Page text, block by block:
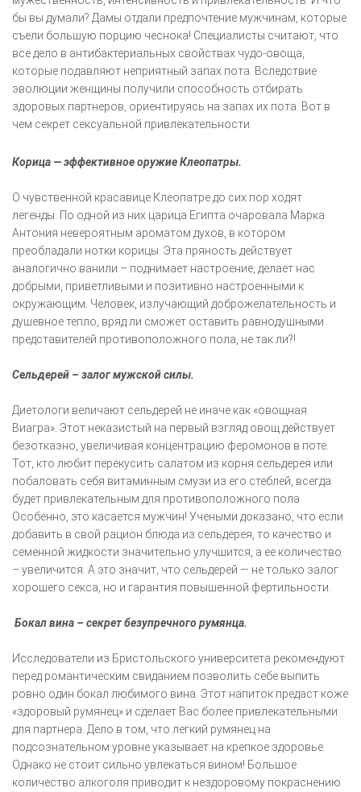
бы вы думали? Дамы отдали предпочтение мужчинам, которые
съели большую порцию чеснока! Специалисты считают, что
все дело в антибактериальных свойствах чудо-овоща,
которые подавляют неприятный запах пота. Вследствие
эволюции женщины получили способность отбирать
здоровых партнеров, ориентируясь на запах их пота. Вот в
чем секрет сексуальной привлекательности.
Корица — эффективное оружие Клеопатры.
О чувственной красавице Клеопатре до сих пор ходят
легенды. По одной из них царица Египта очаровала Марка
Антония невероятным ароматом духов, в котором
преобладали нотки корицы. Эта пряность действует
аналогично ванили – поднимает настроение, делает нас
добрыми, приветливыми и позитивно настроенными к
окружающим. Человек, излучающий доброжелательность и
душевное тепло, вряд ли сможет оставить равнодушными
представителей противоположного пола, не так ли?!
Сельдерей – залог мужской силы.
Диетологи величают сельдерей не иначе как «овощная
Виагра». Этот неказистый на первый взгляд овощ действует
безотказно, увеличивая концентрацию феромонов в поте.
Тот, кто любит перекусить салатом из корня сельдерея или
побаловать себя витаминным смузи из его стеблей, всегда
будет привлекательным для противоположного пола.
Особенно, это касается мужчин! Учеными доказано, что если
добавить в свой рацион блюда из сельдерея, то качество и
семенной жидкости значительно улучшится, а ее количество
– увеличится. А это значит, что сельдерей — не только залог
хорошего секса, но и гарантия повышенной фертильности.
Бокал вина – секрет безупречного румянца.
Исследователи из Бристольского университета рекомендуют
перед романтическим свиданием позволить себе выпить
ровно один бокал любимого вина. Этот напиток предаст коже
«здоровый румянец» и сделает Вас более привлекательными
для партнера. Дело в том, что легкий румянец на
подсознательном уровне указывает на крепкое здоровье.
Однако не стоит сильно увлекаться вином! Большое
количество алкоголя приводит к нездоровому покраснению